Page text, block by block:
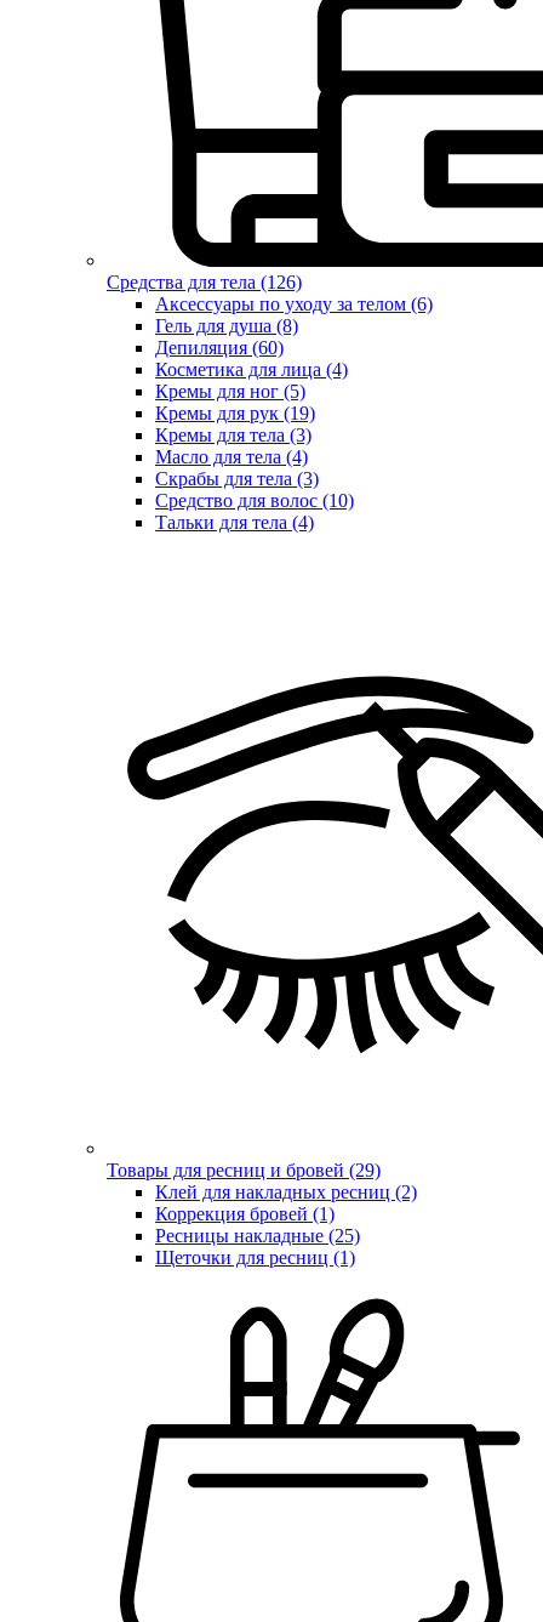
Средства для тела (126)
Аксессуары по уходу за телом (6)
Гель для душа (8)
Депиляция (60)
Косметика для лица (4)
Кремы для ног (5)
Кремы для рук (19)
Кремы для тела (3)
Масло для тела (4)
Скрабы для тела (3)
Средство для волос (10)
Тальки для тела (4)
Товары для ресниц и бровей (29)
Клей для накладных ресниц (2)
Коррекция бровей (1)
Ресницы накладные (25)
Щеточки для ресниц (1)